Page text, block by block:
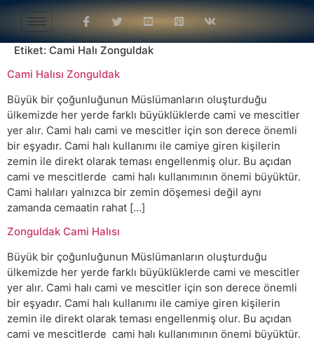
Etiket: Cami Halı Zonguldak
Cami Halısı Zonguldak
Büyük bir çoğunluğunun Müslümanların oluşturduğu
ülkemizde her yerde farklı büyüklüklerde cami ve mescitler
yer alır. Cami halı cami ve mescitler için son derece önemli
bir eşyadır. Cami halı kullanımı ile camiye giren kişilerin
zemin ile direkt olarak teması engellenmiş olur. Bu açıdan
cami ve mescitlerde cami halı kullanımının önemi büyüktür.
Cami halıları yalnızca bir zemin döşemesi değil aynı
zamanda cemaatin rahat […]
Zonguldak Cami Halısı
Büyük bir çoğunluğunun Müslümanların oluşturduğu
ülkemizde her yerde farklı büyüklüklerde cami ve mescitler
yer alır. Cami halı cami ve mescitler için son derece önemli
bir eşyadır. Cami halı kullanımı ile camiye giren kişilerin
zemin ile direkt olarak teması engellenmiş olur. Bu açıdan
cami ve mescitlerde cami halı kullanımının önemi büyüktür.